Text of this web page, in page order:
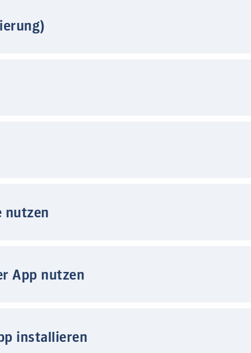
nutzen
App nutzen
installieren